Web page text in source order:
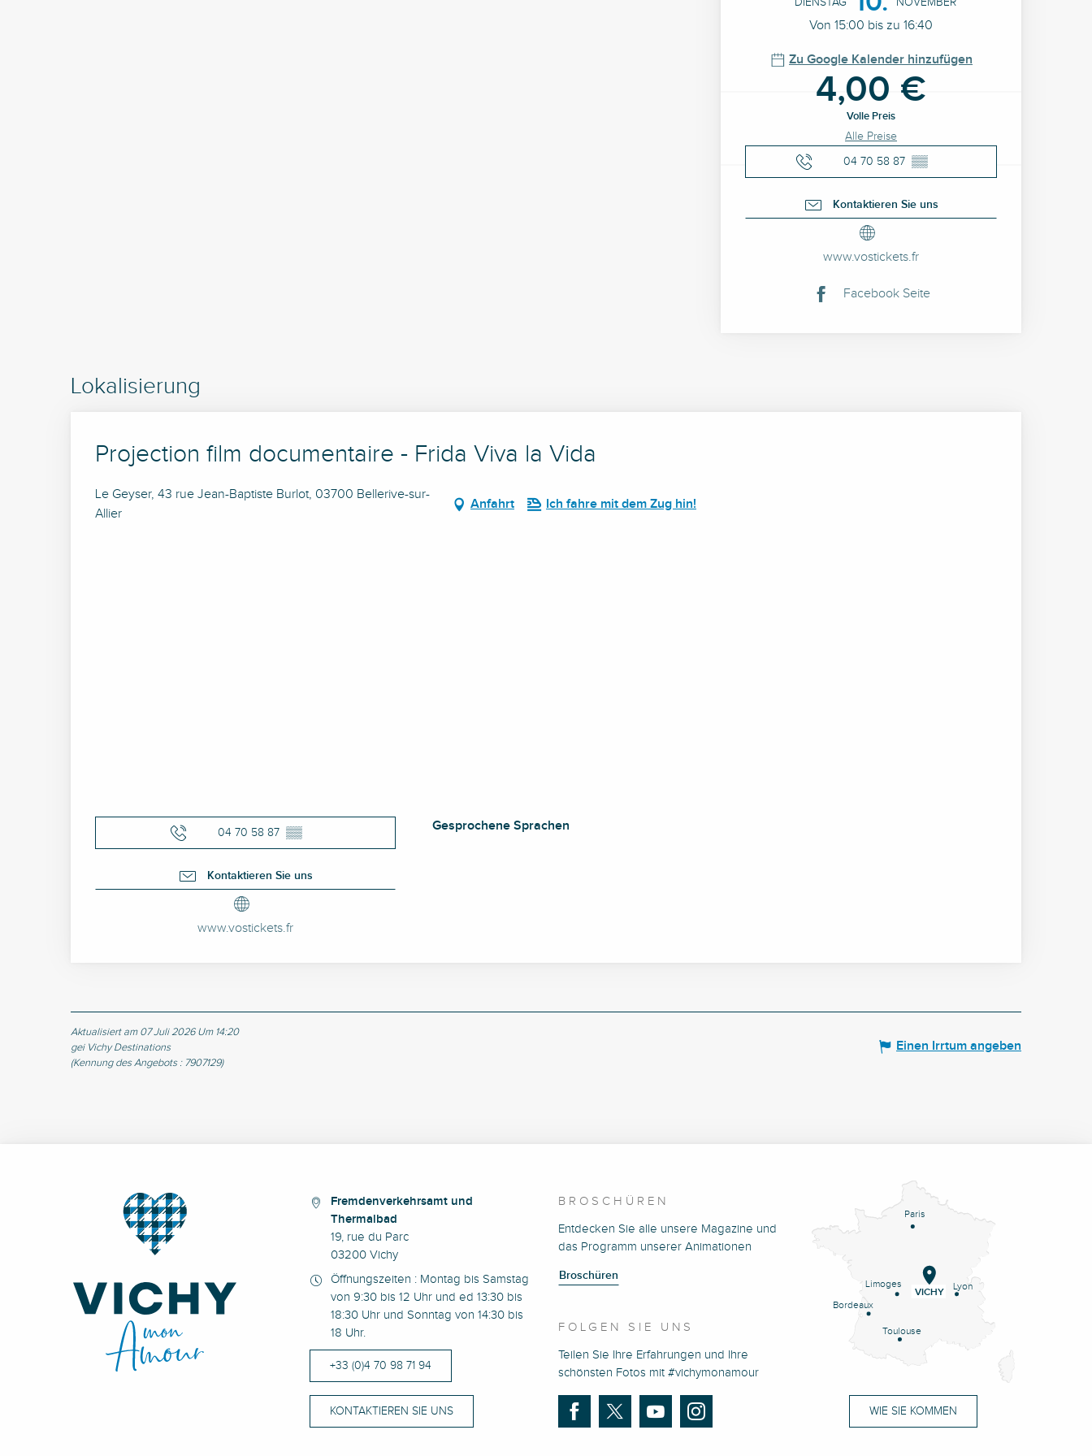
Von 15:00 bis zu 16:40
Zu Google Kalender hinzufügen
4,00 €
Volle Preis
Alle Preise
04 70 58 87 ▒▒
Kontaktieren Sie uns
www.vostickets.fr
Facebook Seite
Lokalisierung
Projection film documentaire - Frida Viva la Vida
Le Geyser, 43 rue Jean-Baptiste Burlot, 03700 Bellerive-sur-
Allier
Anfahrt Ich fahre mit dem Zug hin!
04 70 58 87 ▒▒
Kontaktieren Sie uns
www.vostickets.fr
Gesprochene Sprachen
Gesprochene Sprachen
Aktualisiert am 07 Juli 2026 Um 14:20
gei Vichy Destinations
(Kennung des Angebots : 7907129)
Einen Irrtum angeben
Fremdenverkehrsamt und
Thermalbad
19, rue du Parc
03200 Vichy
Öffnungszeiten : Montag bis Samstag
von 9:30 bis 12 Uhr und ed 13:30 bis
18:30 Uhr und Sonntag von 14:30 bis
18 Uhr.
+33 (0)4 70 98 71 94
KONTAKTIEREN SIE UNS
BROSCHÜREN
Entdecken Sie alle unsere Magazine und
das Programm unserer Animationen
Broschüren
FOLGEN SIE UNS
Teilen Sie Ihre Erfahrungen und Ihre
schönsten Fotos mit #vichymonamour
Paris
Lyon
Limoges
Bordeaux
Toulouse
VICHY
WIE SIE KOMMEN